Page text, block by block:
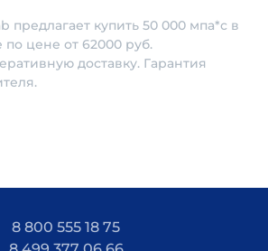
предлагает купить 50 000 мпа*с в
по цене от 62000 руб.
доставку. Гарантия
8 800 555 18 75